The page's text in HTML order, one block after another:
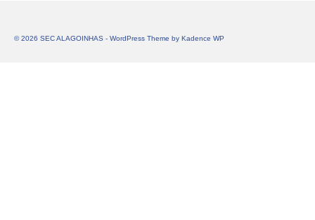
© 2026 SEC ALAGOINHAS - WordPress Theme by Kadence WP